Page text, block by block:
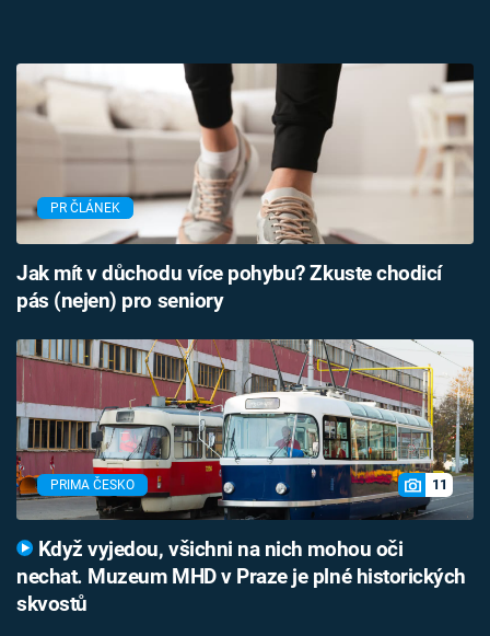
PR ČLÁNEK
Jak mít v důchodu více pohybu? Zkuste chodicí
pás (nejen) pro seniory
PRIMA ČESKO 11
Když vyjedou, všichni na nich mohou oči
nechat. Muzeum MHD v Praze je plné historických
skvostů